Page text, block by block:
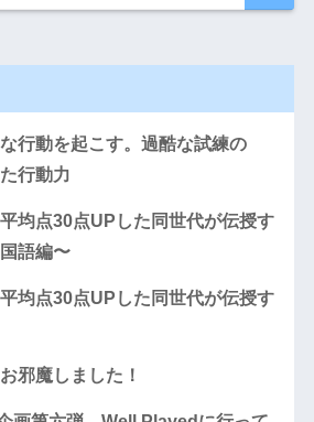
行動を起こす。過酷な試練の
行動力
平均点30点UPした同世代が伝授す
語編〜
平均点30点UPした同世代が伝授す
邪魔しました！